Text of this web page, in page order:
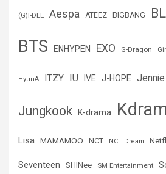
(G)I-DLE Aespa ATEEZ BIGBANG
BTS ENHYPEN EXO G-Dragon
HyunA ITZY IU IVE J-HOPE Jennie
Jungkook K-drama
Lisa MAMAMOO NCT NCT Dream
Seventeen SHINee SM Entertainment